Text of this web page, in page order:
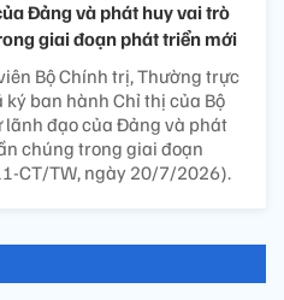
Đảng và phát huy vai trò
giai đoạn phát triển mới
Bộ Chính trị, Thường trực
ký ban hành Chỉ thị của Bộ
đạo của Đảng và phát
chúng trong giai đoạn
CT/TW, ngày 20/7/2026).